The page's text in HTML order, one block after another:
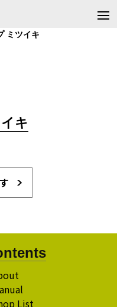
ミツイキ
キ
List